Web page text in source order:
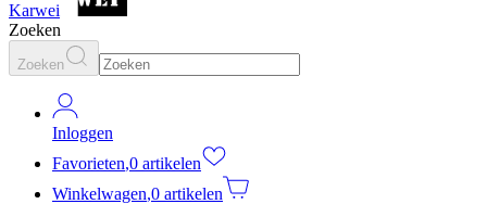
Karwei
Zoeken
Zoeken
Inloggen
Favorieten,0 artikelen
Winkelwagen,0 artikelen